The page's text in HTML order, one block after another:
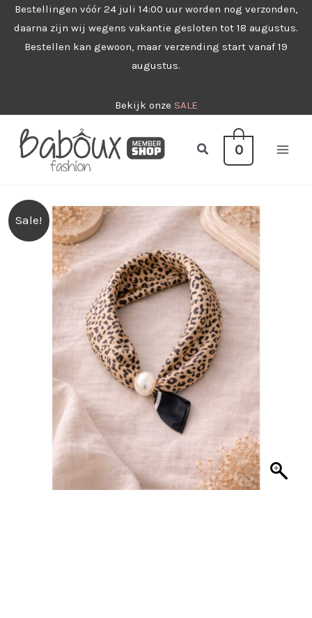
naar
Bestellingen vóór 24 juli 14:00 uur worden nog verzonden,
daarna zijn wij wegens vakantie gesloten tot 18 augustus.
Bestellen kan gewoon, maar verzending start vanaf 19
augustus.
Bekijk onze SALE
Zoeken0
Sale!